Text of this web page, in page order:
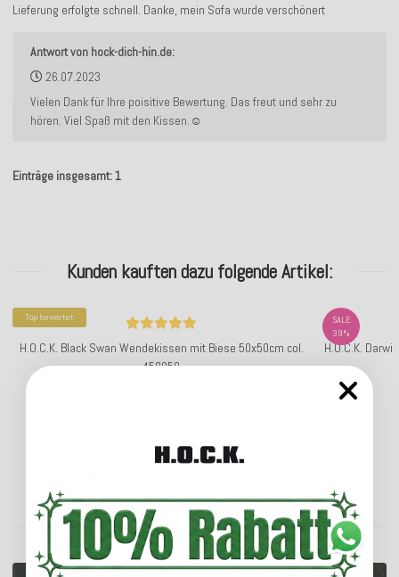
Lieferung erfolgte schnell. Danke, mein Sofa wurde verschönert
Antwort von hock-dich-hin.de:
26.07.2023
Vielen Dank für Ihre poisitive Bewertung. Das freut und sehr zu
hören. Viel Spaß mit den Kissen.☺️
Einträge insgesamt: 1
Kunden kauften dazu folgende Artikel:
Top bewertet
H.O.C.K. Black Swan Wendekissen mit Biese 50x50cm col.
450050
SALE
39%
H.O.C.K.
ENTDECKEN SIE UNSER SORTIMENT